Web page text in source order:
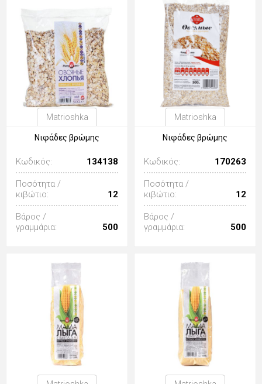
Matrioshka
Νιφάδες βρώμης
Κωδικός: 134138
Ποσότητα /
κιβώτιο:
12
Βάρος /
γραμμάρια:
500
Matrioshka
Νιφάδες βρώμης
Κωδικός: 170263
Ποσότητα /
κιβώτιο:
12
Βάρος /
γραμμάρια:
500